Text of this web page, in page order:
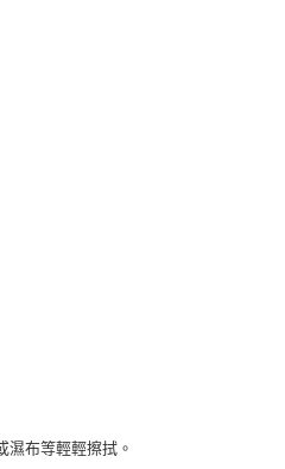
之「AFTEE先享後付」服務完成之交
度不足之情形，本公司將視審查結果
資訊註冊。若發現惡意使用之情形，
戶之使用額度並採取法律行動。
濕布等輕輕擦拭。